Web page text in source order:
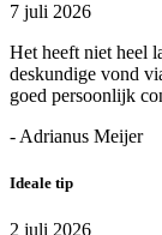
7 juli 2026
Het heeft niet heel
deskundige vond
goed persoonlijk
- Adrianus Meijer
Ideale tip
2 juli 2026